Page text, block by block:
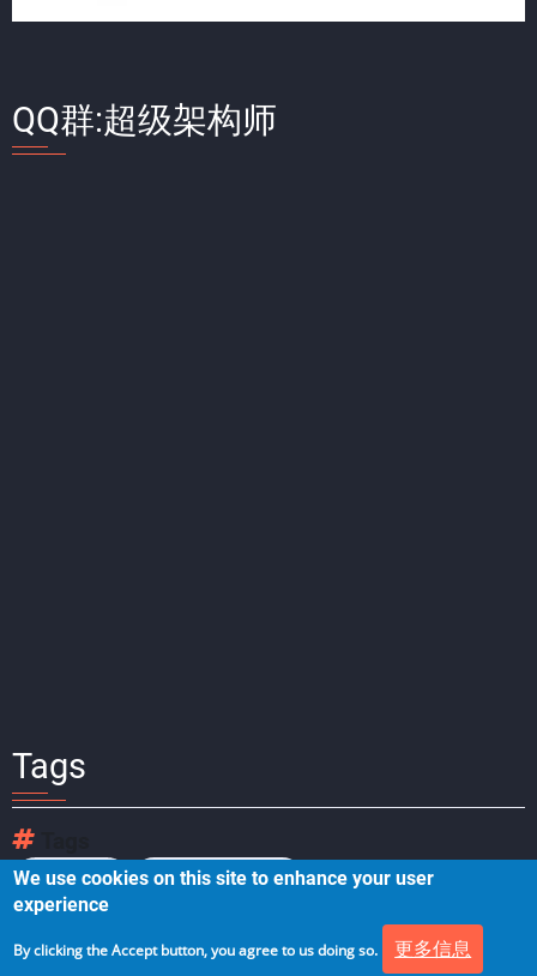
QQ群:超级架构师
Tags
数字化营销 digital marketing
We use cookies on this site to enhance your user
experience
By clicking the Accept button, you agree to us doing so. 更多信息